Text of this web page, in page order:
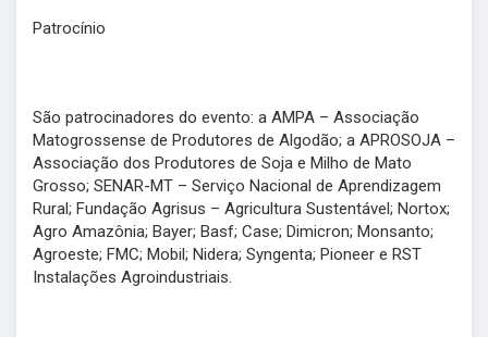
Patrocínio
São patrocinadores do evento: a AMPA – Associação
Matogrossense de Produtores de Algodão; a APROSOJA –
Associação dos Produtores de Soja e Milho de Mato
Grosso; SENAR-MT – Serviço Nacional de Aprendizagem
Rural; Fundação Agrisus – Agricultura Sustentável; Nortox;
Agro Amazônia; Bayer; Basf; Case; Dimicron; Monsanto;
Agroeste; FMC; Mobil; Nidera; Syngenta; Pioneer e RST
Instalações Agroindustriais.